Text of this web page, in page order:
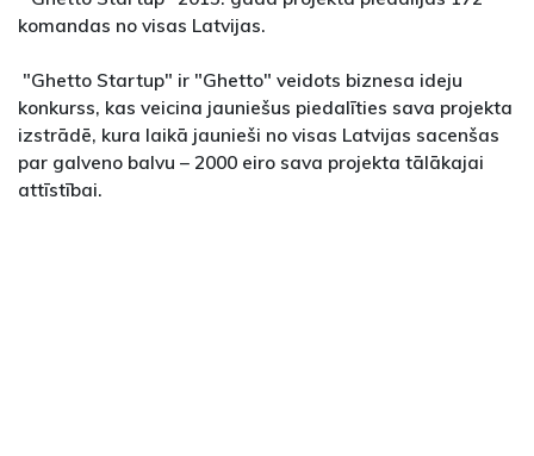
komandas no visas Latvijas.
"Ghetto Startup" ir "Ghetto" veidots biznesa ideju
konkurss, kas veicina jauniešus piedalīties sava projekta
izstrādē, kura laikā jaunieši no visas Latvijas sacenšas
par galveno balvu – 2000 eiro sava projekta tālākajai
attīstībai.